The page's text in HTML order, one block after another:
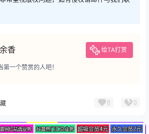
香 给TA打赏
一个赞赏的人吧！
0 0